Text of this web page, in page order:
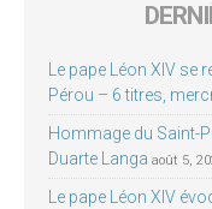
Le pape Léon XIV se
Pérou – 6 titres,
Hommage du Saint-
Duarte Langa août 5,
Le pape Léon XIV